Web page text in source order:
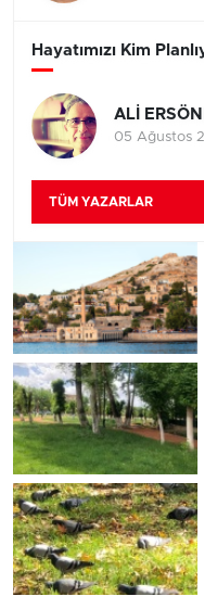
Hayatımızı Kim
ALİ
05 Ağustos
TÜM YAZARLAR